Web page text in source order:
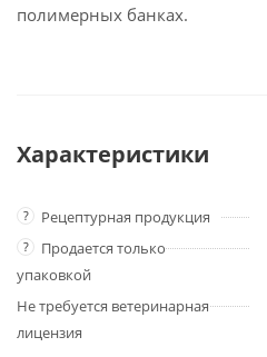
полимерных банках.
Характеристики
? Рецептурная продукция
?
Продается только
упаковкой
Не требуется ветеринарная
лицензия